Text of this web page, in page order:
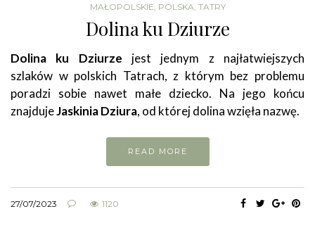
MAŁOPOLSKIE POLSKA TATRY
Dolina ku Dziurze
Dolina ku Dziurze jest jednym z najłatwiejszych
szlaków w polskich Tatrach, z którym bez problemu
poradzi sobie nawet małe dziecko. Na jego końcu
znajdujeJaskinia Dziura, od której dolina wzięła nazwę.
READ MORE
27/07/2023 1120